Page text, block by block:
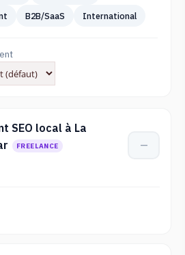
B2B/SaaS International
SEO local à La
FREELANCE —